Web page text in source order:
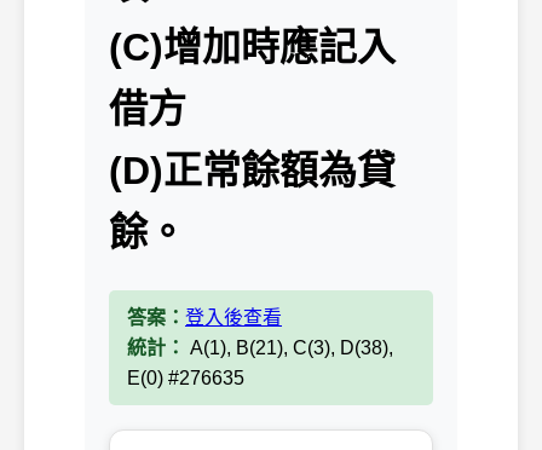
(C)增加時應記入
借方
(D)正常餘額為貸
餘。
答案： 登入後查看
統計： A(1), B(21), C(3), D(38),
E(0) #276635